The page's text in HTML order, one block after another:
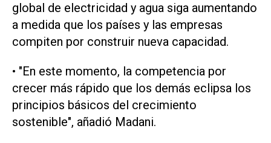
global de electricidad y agua siga aumentando
a medida que los países y las empresas
compiten por construir nueva capacidad.
• "En este momento, la competencia por
crecer ‌más rápido que los demás eclipsa los
principios básicos del crecimiento
sostenible", añadió Madani.